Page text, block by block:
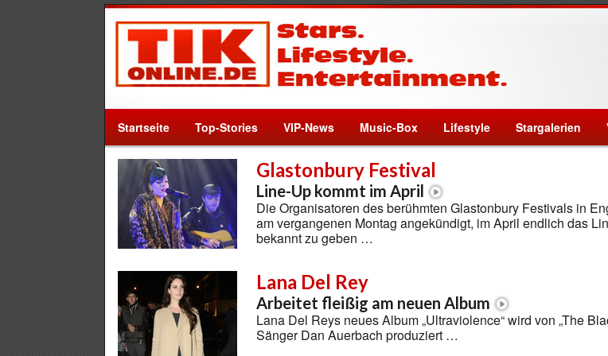
Startseite Top-Stories VIP-News Music-Box Lifestyle Stargalerien
Glastonbury Festival
Line-Up kommt im April
Die Organisatoren des berühmten Glastonbury Festivals in
am vergangenen Montag angekündigt, im April endlich das
bekannt zu geben …
Lana Del Rey
Arbeitet fleißig am neuen Album
Lana Del Reys neues Album „Ultraviolence“ wird von „The
Sänger Dan Auerbach produziert …